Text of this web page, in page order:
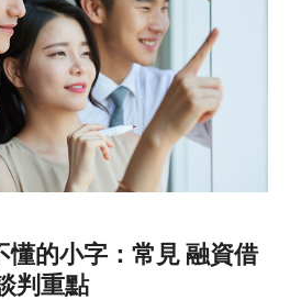
懂的小字：常見 融資借
判重點